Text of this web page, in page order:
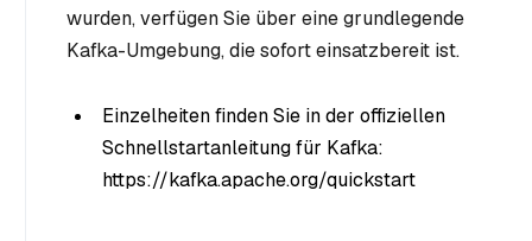
wurden, verfügen Sie über eine grundlegende
Kafka-Umgebung, die sofort einsatzbereit ist.
Einzelheiten finden Sie in der offiziellen
Schnellstartanleitung für Kafka:
https://kafka.apache.org/quickstart